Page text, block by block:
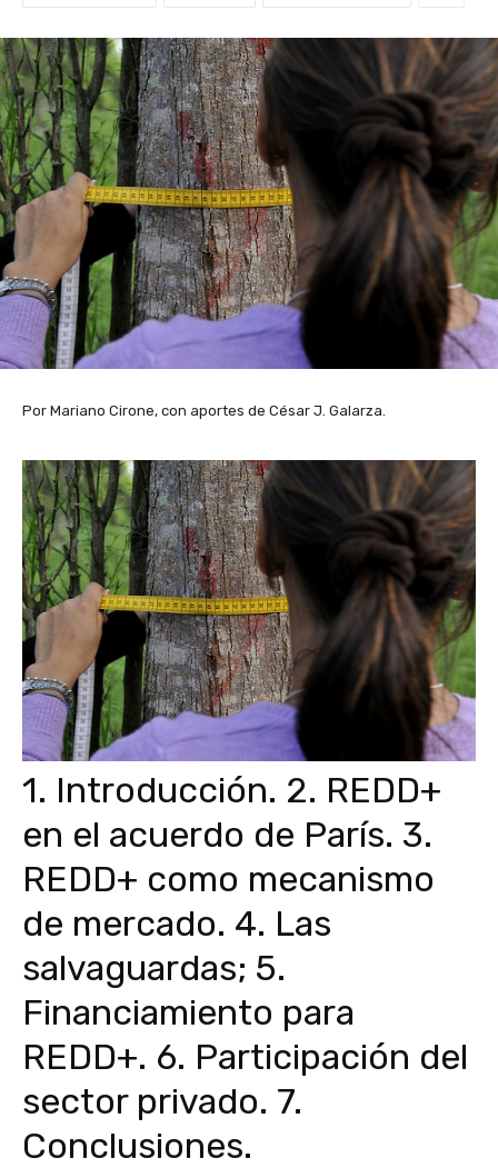
Por Mariano Cirone, con aportes de César J. Galarza.
1. Introducción. 2. REDD+
en el acuerdo de París. 3.
REDD+ como mecanismo
de mercado. 4. Las
salvaguardas; 5.
Financiamiento para
REDD+. 6. Participación del
sector privado. 7.
Conclusiones.